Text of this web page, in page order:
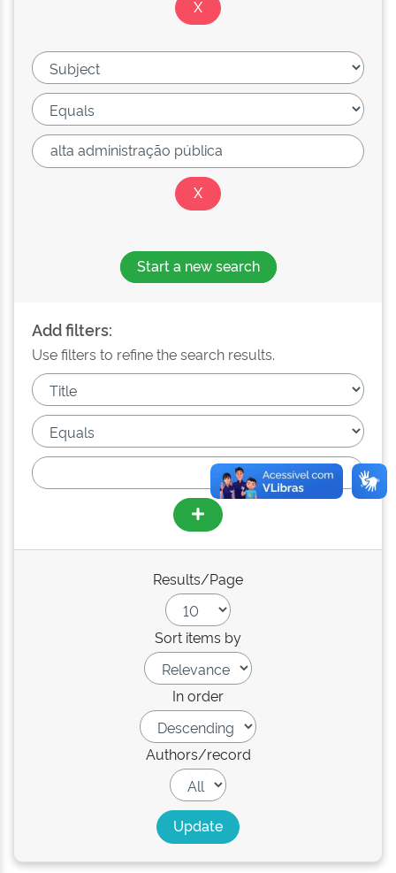
Start a new search
Add filters:
Use filters to refine the search results.
Results/Page
Sort items by
In order
Authors/record